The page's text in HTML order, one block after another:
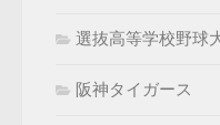
選抜高等学校野球
阪神タイガース